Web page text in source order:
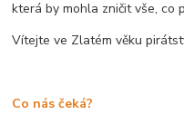
která by mohla zničit vše, co
Vítejte ve Zlatém věku
Co nás čeká?